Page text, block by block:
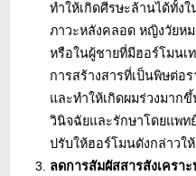
ทำให้เกิดศีรษะล้านได้ทั้ง
ภาวะหลังคลอด หญิงวัยห
หรือในผู้ชายที่มีฮอร์โมนเ
การสร้างสารที่เป็นพิษต่อร
และทำให้เกิดผมร่วงมาก
วินิจฉัยและรักษาโดยแพท
ปรับให้ฮอร์โมนดังกล่าวใ
ลดการสัมผัสสารสังเคราะ